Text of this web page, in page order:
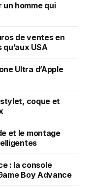
homme qui
de ventes en
USA
Ultra d’Apple
coque et
et le montage
: la console
Boy Advance